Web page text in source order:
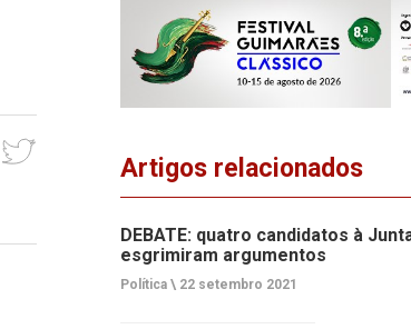
Artigos relacionados
DEBATE: quatro candidatos à
esgrimiram argumentos
Política \ 22 setembro 2021